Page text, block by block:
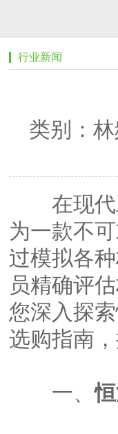
行业新闻
类别：
在现代工
为一款不
过模拟各
员精确评
您深入探
选购指南
一、